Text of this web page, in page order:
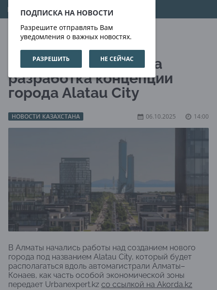
ПОДПИСКА НА НОВОСТИ
Разрешите отправлять Вам
уведомления о важных новостях.
РАЗРЕШИТЬ НЕ СЕЙЧАС
07.08.2026 04:16:18
В Алматы стартовала
разработка концепции
города Alatau City
НОВОСТИ КАЗАХСТАНА 06.10.2025 14:00
В Алматы начались работы над созданием нового
города под названием Alatau City, который будет
располагаться вдоль автомагистрали Алматы–
Конаев, как часть особой экономической зоны
передает Urbanexpert.kz со ссылкой на Akorda.kz